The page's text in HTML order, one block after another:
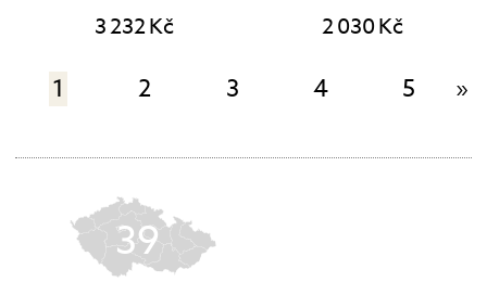
3 232 Kč 2 030 Kč
1 2 3 4 5 »
39